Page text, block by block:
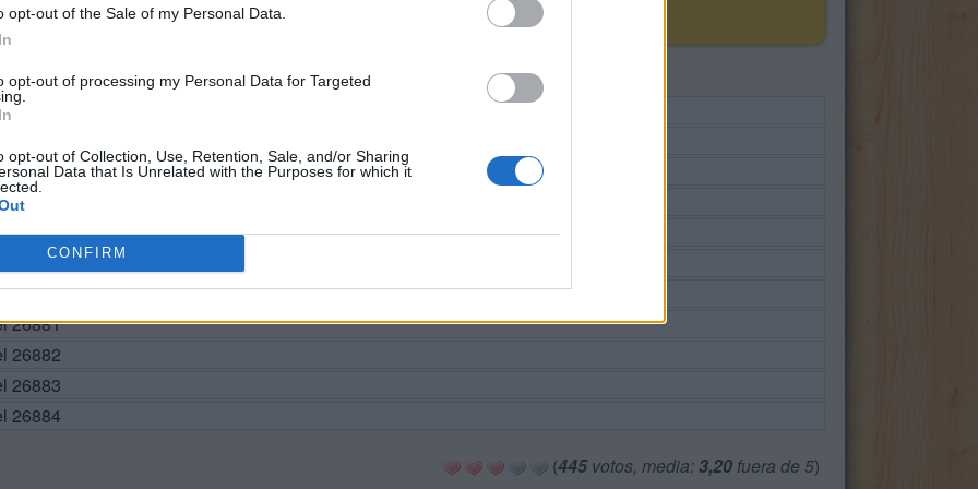
opt-out of the Sale of my Personal Data.
opt-out of processing my Personal Data for Targeted
opt-out of Collection, Use, Retention, Sale, and/or Sharing
Data that Is Unrelated with the Purposes for which it
CONFIRM
BUSCAR MÁS RESPUESTAS
26876
26878
26879
26880
26881
26882
26883
26884
(445votos, media: 3,20 fuera de 5)